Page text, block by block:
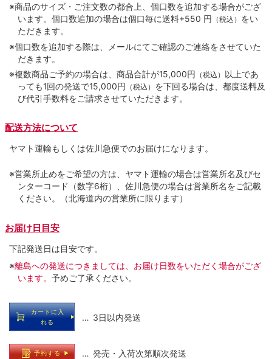
※商品のサイズ・ご注文数の都合上、個口数を追加する場合がござ
います。個口数追加の場合は個口毎に送料+550 円 （税込） をい
ただきます。
※個口数を追加する際は、メールにてご確認のご連絡をさせていた
だきます。
※複数商品ご予約の場合は、商品合計が15,000円 （税込） 以上であ
っても1回の発送で15,000円 （税込） を下回る場合は、都度送料及
び代引手数料をご請求させていただきます。
配送方法について
ヤマト運輸もしくは佐川急便でのお届けになります。
※営業所止めをご希望の方は、ヤマト運輸の場合は営業所名及びセ
ンターコード（数字6桁）、佐川急便の場合は営業所名をご記載
ください。（北海道内の営業所に限ります）
お届け日目安
下記発送日は目安です。
※離島への発送につきましては、お届け日数をいただく場合がござ
います。 予めご了承ください。
カートに入
れる
… 3日以内発送
予約する … 発売・入荷次第順次発送